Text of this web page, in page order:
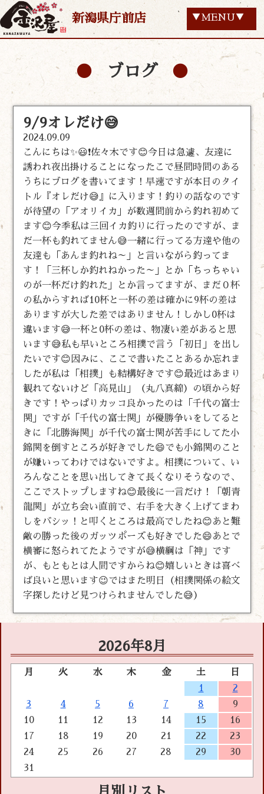
新潟県庁前店 ▼MENU▼
ブログ
9/9オレだけ😅
2024.09.09
こんにちは✨😃❗佐々木です😊今日は急遽、友達に
誘われ夜出掛けることになったこで昼間時間のある
うちにブログを書いてます！早速ですが本日のタイ
トル『オレだけ😅』に入ります！釣りの話なのです
が待望の「アオリイカ」が数週間前から釣れ初めて
ます😊今季私は三回イカ釣りに行ったのですが、ま
だ一杯も釣れてません😅一緒に行ってる方達や他の
友達も「あんま釣れね～」と言いながら釣ってま
す！「三杯しか釣れねかった～」とか「ちっちゃい
のが一杯だけ釣れた」とか言ってますが、まだ０杯
の私からすれば10杯と一杯の差は確かに9杯の差は
ありますが大した差ではありません！しかし0杯は
違います😅一杯と0杯の差は、物凄い差があると思
います😅私も早いところ相撲で言う「初日」を出し
たいです😊因みに、ここで書いたことあるか忘れま
したが私は「相撲」も結構好きです😊最近はあまり
観れてないけど「高見山」（丸八真綿）の頃から好
きです！やっぱりカッコ良かったのは「千代の富士
関」ですが「千代の富士関」が優勝争いをしてると
きに「北勝海関」が千代の富士関が苦手にしてた小
錦関を倒すところが好きでした😄でも小錦関のこと
が嫌いってわけではないですよ。相撲について、い
ろんなことを思い出してきて長くなりそうなので、
ここでストップしますね😊最後に一言だけ！「朝青
龍関」が立ち会い直前で、右手を大きく上げてまわ
しをバシッ！と叩くところは最高でしたね😊あと難
敵の勝った後のガッツポーズも好きでした😄あとで
横審に怒られてたようですが😅横綱は「神」です
が、もともとは人間ですからね😊嬉しいときは喜べ
ば良いと思います😉ではまた明日（相撲関係の絵文
字探したけど見つけられませんでした😅）
2026年8月
月 火 水 木 金 土
日
1
2
3
4 5 6 7 8
9
10
11 12 13 14 15
16
17
18 19 20 21 22
23
24
25 26 27 28 29
30
31